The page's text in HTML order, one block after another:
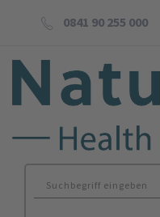
0841 90 255 000